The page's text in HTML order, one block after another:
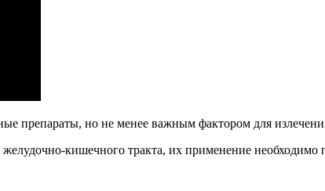
препараты, но не менее важным фактором для
кишечного тракта, их применение необходимо